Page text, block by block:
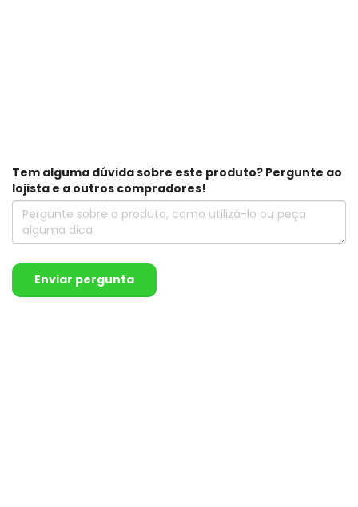
Tem alguma dúvida sobre este produto? Pergunte ao
lojista e a outros compradores!
Enviar pergunta